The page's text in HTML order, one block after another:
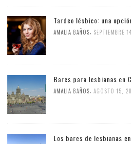
Tardeo lésbico: una
AMALIA BAÑOS SEPTIEMBRE
Bares para lesbianas en
AMALIA BAÑOS AGOSTO 15,
Los bares de lesbianas